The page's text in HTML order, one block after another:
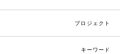
プロジェクト
キーワード